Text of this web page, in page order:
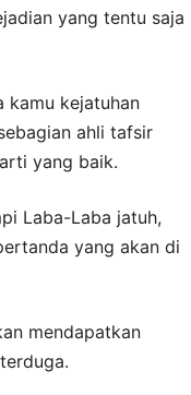
yang tentu saja
kamu kejatuhan
ahli tafsir
yang baik.
Laba-Laba jatuh,
yang akan di
mendapatkan